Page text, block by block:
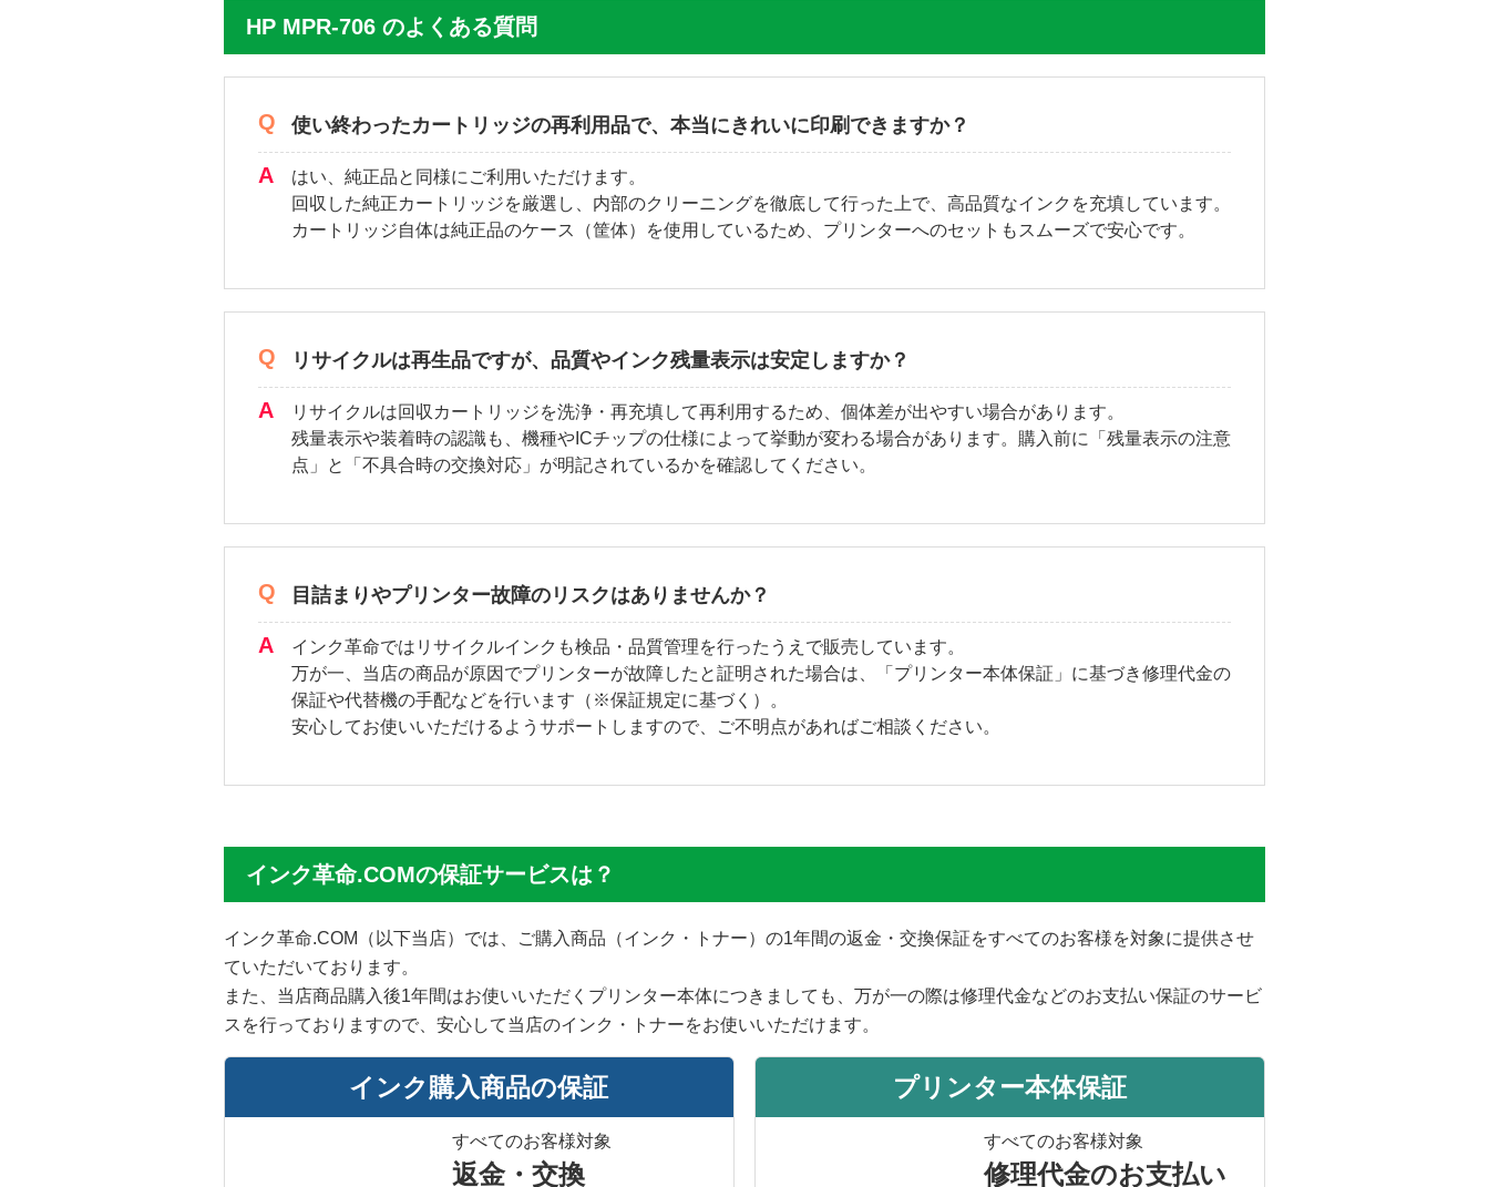
HP MPR-706 のよくある質問
使い終わったカートリッジの再利用品で、本当にきれいに印刷できますか？
はい、純正品と同様にご利用いただけます。
回収した純正カートリッジを厳選し、内部のクリーニングを徹底して行った上で、高品質なインクを充填しています。
カートリッジ自体は純正品のケース（筐体）を使用しているため、プリンターへのセットもスムーズで安心です。
リサイクルは再生品ですが、品質やインク残量表示は安定しますか？
リサイクルは回収カートリッジを洗浄・再充填して再利用するため、個体差が出やすい場合があります。
残量表示や装着時の認識も、機種やICチップの仕様によって挙動が変わる場合があります。購入前に「残量表示の注意
点」と「不具合時の交換対応」が明記されているかを確認してください。
目詰まりやプリンター故障のリスクはありませんか？
インク革命ではリサイクルインクも検品・品質管理を行ったうえで販売しています。
万が一、当店の商品が原因でプリンターが故障したと証明された場合は、「プリンター本体保証」に基づき修理代金の
保証や代替機の手配などを行います（※保証規定に基づく）。
安心してお使いいただけるようサポートしますので、ご不明点があればご相談ください。
インク革命.COMの保証サービスは？
インク革命.COM（以下当店）では、ご購入商品（インク・トナー）の1年間の返金・交換保証をすべてのお客様を対象に提供させ
ていただいております。
また、当店商品購入後1年間はお使いいただくプリンター本体につきましても、万が一の際は修理代金などのお支払い保証のサービ
スを行っておりますので、安心して当店のインク・トナーをお使いいただけます。
インク購入商品の保証
すべてのお客様対象
返金・交換
プリンター本体保証
すべてのお客様対象
修理代金のお支払い